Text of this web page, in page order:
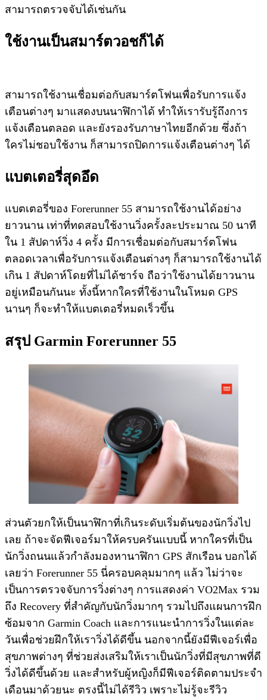
สามารถตรวจจับได้เช่นกัน
ใช้งานเป็นสมาร์ตวอชก็ได้
สามารถใช้งานเชื่อมต่อกับสมาร์ตโฟนเพื่อรับการแจ้ง
เตือนต่างๆ มาแสดงบนนาฬิกาได้ ทำให้เรารับรู้ถึงการ
แจ้งเตือนตลอด และยังรองรับภาษาไทยอีกด้วย ซึ่งถ้า
ใครไม่ชอบใช้งาน ก็สามารถปิดการแจ้งเตือนต่างๆ ได้
แบตเตอรี่สุดอึด
แบตเตอรี่ของ Forerunner 55 สามารถใช้งานได้อย่าง
ยาวนาน เท่าที่ทดสอบใช้งานวิ่งครั้งละประมาณ 50 นาที
ใน 1 สัปดาห์วิ่ง 4 ครั้ง มีการเชื่อมต่อกับสมาร์ตโฟน
ตลอดเวลาเพื่อรับการแจ้งเตือนต่างๆ ก็สามารถใช้งานได้
เกิน 1 สัปดาห์โดยที่ไม่ได้ชาร์จ ถือว่าใช้งานได้ยาวนาน
อยู่เหมือนกันนะ ทั้งนี้หากใครที่ใช้งานในโหมด GPS
นานๆ ก็จะทำให้แบตเตอรี่หมดเร็วขึ้น
สรุป Garmin Forerunner 55
ส่วนตัวยกให้เป็นนาฬิกาที่เกินระดับเริ่มต้นของนักวิ่งไป
เลย ถ้าจะจัดฟีเจอร์มาให้ครบครันแบบนี้ หากใครที่เป็น
นักวิ่งถนนแล้วกำลังมองหานาฬิกา GPS สักเรือน บอกได้
เลยว่า Forerunner 55 นี่ครอบคลุมมากๆ แล้ว ไม่ว่าจะ
เป็นการตรวจจับการวิ่งต่างๆ การแสดงค่า VO2Max รวม
ถึง Recovery ที่สำคัญกับนักวิ่งมากๆ รวมไปถึงแผนการฝึก
ซ้อมจาก Garmin Coach และการแนะนำการวิ่งในแต่ละ
วันเพื่อช่วยฝึกให้เราวิ่งได้ดีขึ้น นอกจากนี้ยังมีฟีเจอร์เพื่อ
สุขภาพต่างๆ ที่ช่วยส่งเสริมให้เราเป็นนักวิ่งที่มีสุขภาพที่ดี
วิ่งได้ดีขึ้นด้วย และสำหรับผู้หญิงก็มีฟีเจอร์ติดตามประจำ
เดือนมาด้วยนะ ตรงนี้ไม่ได้รีวิว เพราะไม่รู้จะรีวิว